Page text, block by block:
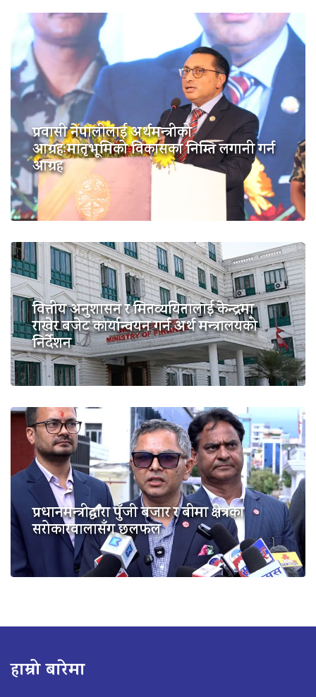
प्रवासी नेपालीलाई अर्थमन्त्रीको
आग्रहःमातृभूमिको विकासका निम्ति लगानी गर्न
आग्रह
वित्तीय अनुशासन र मितव्ययितालाई केन्द्रमा
राखेर बजेट कार्यान्वयन गर्न अर्थ मन्त्रालयको
निर्देशन
प्रधानमन्त्रीद्वारा पुँजी बजार र बीमा क्षेत्रका
सरोकारवालासँग छलफल
हाम्रो बारेमा